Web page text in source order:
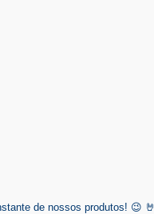
de nossos produtos! 😉 🤘